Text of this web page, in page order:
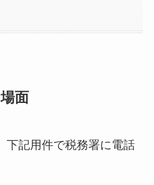
面
下記用件で税務署に電話